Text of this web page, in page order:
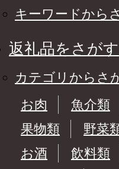
キーワードから
返礼品をさがす
カテゴリからさ
お肉
魚介類
果物類
野菜
お酒
飲料類